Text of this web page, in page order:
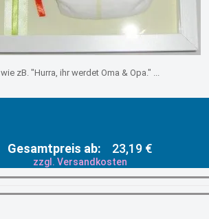
wie zB. "Hurra, ihr werdet Oma & Opa." ...
Gesamtpreis ab: 23,19 €
zzgl. Versandkosten